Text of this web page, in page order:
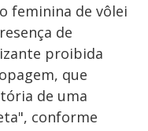
feminina de vôlei
de
proibida
que
de uma
conforme